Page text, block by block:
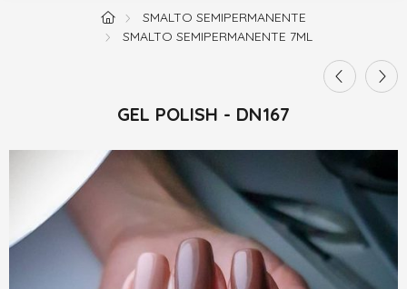
SMALTO SEMIPERMANENTE
SMALTO SEMIPERMANENTE 7ML
GEL POLISH - DN167